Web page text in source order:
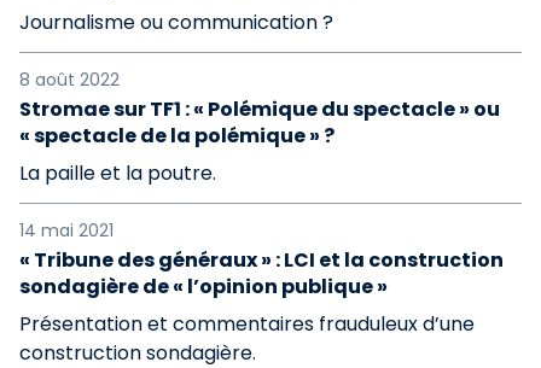
Journalisme ou communication ?
8 août 2022
Stromae sur TF1 : « Polémique du spectacle » ou
« spectacle de la polémique » ?
La paille et la poutre.
14 mai 2021
« Tribune des généraux » : LCI et la construction
sondagière de « l’opinion publique »
Présentation et commentaires frauduleux d’une
construction sondagière.